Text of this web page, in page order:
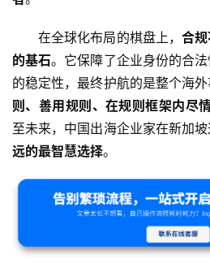
在全球化布局的棋盘上， 合
的基石。它保障了企业身份的合
的稳定性，最终护航的是整个海外
则、善用规则、在规则框架内尽
至未来，中国出海企业家在新加
远的最智慧选择。